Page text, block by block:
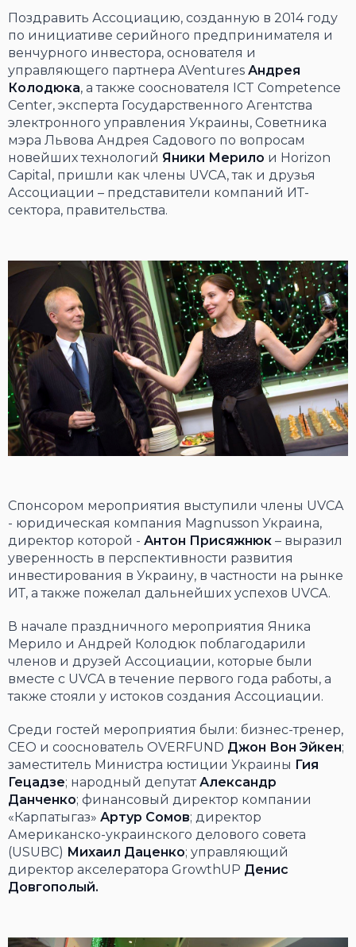
Поздравить Ассоциацию, созданную в 2014 году
по инициативе серийного предпринимателя и
венчурного инвестора, основателя и
управляющего партнера AVentures Андрея
Колодюка, а также сооснователя IСT Competence
Center, эксперта Государственного Агентства
электронного управления Украины, Советника
мэра Львова Андрея Садового по вопросам
новейших технологий Яники Мерило и Horizon
Capital, пришли как члены UVCA, так и друзья
Ассоциации – представители компаний ИТ-
сектора, правительства.
Спонсором мероприятия выступили члены UVCA
- юридическая компания Magnusson Украина,
директор которой - Антон Присяжнюк – выразил
уверенность в перспективности развития
инвестирования в Украину, в частности на рынке
ИТ, а также пожелал дальнейших успехов UVCA.
В начале праздничного мероприятия Яника
Мерило и Андрей Колодюк поблагодарили
членов и друзей Ассоциации, которые были
вместе с UVCA в течение первого года работы, а
также стояли у истоков создания Ассоциации.
Среди гостей мероприятия были: бизнес-тренер,
CEO и сооснователь OVERFUND Джон Вон Эйкен;
заместитель Министра юстиции Украины Гия
Гецадзе; народный депутатАлександр
Данченко; финансовый директор компании
«Карпатыгаз» Артур Сомов; директор
Американско-украинского делового совета
(USUBC) Михаил Даценко; управляющий
директор акселератора GrowthUP Денис
Довгополый.